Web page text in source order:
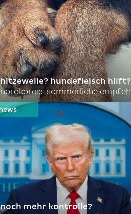
hitzewelle? hundefleisch hilft?
noch mehr kontrolle?